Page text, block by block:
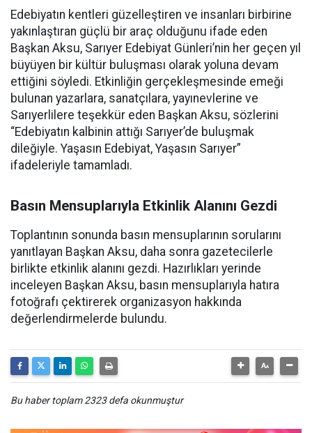
Edebiyatın kentleri güzelleştiren ve insanları birbirine
yakınlaştıran güçlü bir araç olduğunu ifade eden
Başkan Aksu, Sarıyer Edebiyat Günleri’nin her geçen yıl
büyüyen bir kültür buluşması olarak yoluna devam
ettiğini söyledi. Etkinliğin gerçekleşmesinde emeği
bulunan yazarlara, sanatçılara, yayınevlerine ve
Sarıyerlilere teşekkür eden Başkan Aksu, sözlerini
“Edebiyatın kalbinin attığı Sarıyer’de buluşmak
dileğiyle. Yaşasın Edebiyat, Yaşasın Sarıyer”
ifadeleriyle tamamladı.
Basın Mensuplarıyla Etkinlik Alanını Gezdi
Toplantının sonunda basın mensuplarının sorularını
yanıtlayan Başkan Aksu, daha sonra gazetecilerle
birlikte etkinlik alanını gezdi. Hazırlıkları yerinde
inceleyen Başkan Aksu, basın mensuplarıyla hatıra
fotoğrafı çektirerek organizasyon hakkında
değerlendirmelerde bulundu.
Bu haber toplam 2323 defa okunmuştur